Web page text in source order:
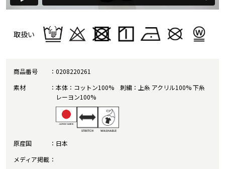
取扱い
商品番号
0208220261
素材
本体：コットン100% 刺繍：上糸 アクリル100% 下糸
レーヨン100%
原産国
日本
メディア掲載